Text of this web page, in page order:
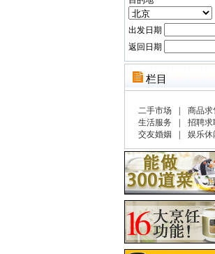
出发日期
返回日期